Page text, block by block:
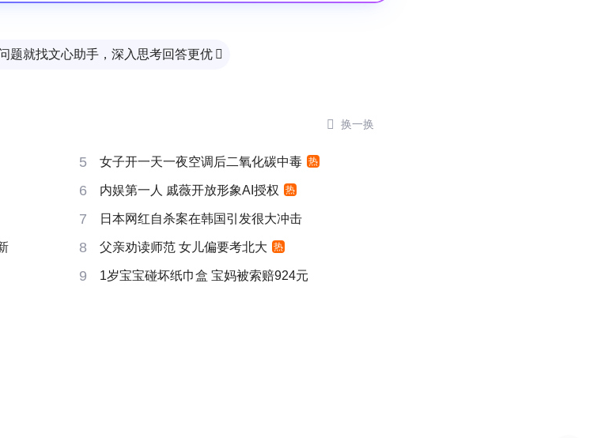
题就找文心助手，深入思考回答更优 
 换一换
5 女子开一天一夜空调后二氧化碳中毒 热
6 内娱第一人 戚薇开放形象AI授权 热
7 日本网红自杀案在韩国引发很大冲击
8 父亲劝读师范 女儿偏要考北大 热
9 1岁宝宝碰坏纸巾盒 宝妈被索赔924元